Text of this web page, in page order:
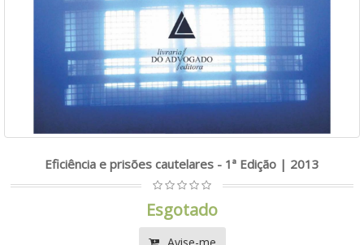
Eficiência e prisões cautelares - 1ª Edição | 2013
Esgotado